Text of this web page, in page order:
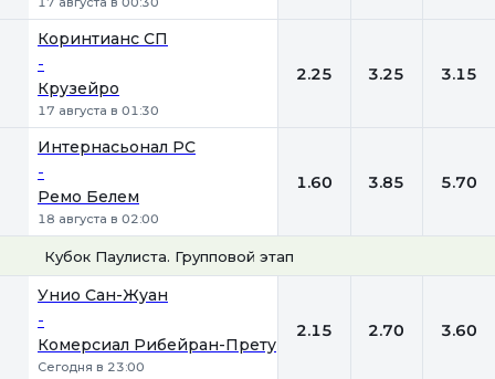
Коринтианс СП
-
Крузейро
17 августа в 01:30
2.25 3.25 3.15
Интернасьонал РС
-
Ремо Белем
18 августа в 02:00
1.60 3.85 5.70
Кубок Паулиста. Групповой этап
Унио Сан-Жуан
-
Комерсиал Рибейран-Прету
Сегодня в 23:00
2.15 2.70 3.60